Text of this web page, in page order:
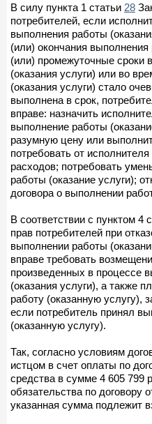
В силу пункта 1 статьи 28
потребителей, если
выполнения работы
(или) окончания
(или) промежуточные сроки
(оказания услуги) или во
(оказания услуги) стало
выполнена в срок,
вправе: назначить
выполнение работы
разумную цену или
потребовать от
расходов; потребовать
работы (оказание услуги);
договора о выполнении
В соответствии с пунктом 4
прав потребителей при
выполнении работы
вправе требовать
произведенных в процессе
(оказания услуги), а также
работу (оказанную услугу),
если потребитель принял
(оказанную услугу).
Так, согласно условиям
истцом в счет оплаты по
средства в сумме 4 605 799
обязательства по договору
указанная сумма подлежит